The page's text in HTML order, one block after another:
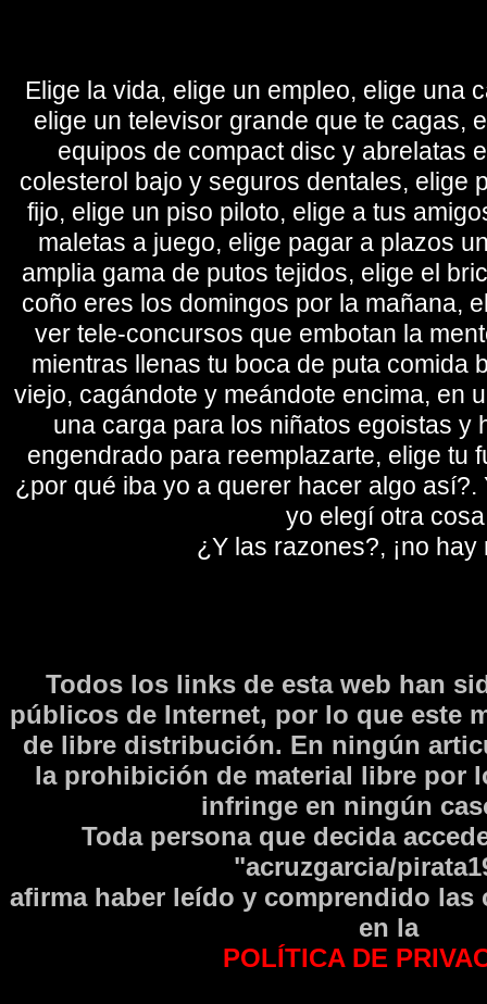
Elige la vida, elige un empleo, elige una
elige un televisor grande que te cagas,
equipos de compact disc y abrelatas
colesterol bajo y seguros dentales, elige
fijo, elige un piso piloto, elige a tus
maletas a juego, elige pagar a plazos
amplia gama de putos tejidos, elige el
coño eres los domingos por la mañana,
ver tele-concursos que embotan la
mientras llenas tu boca de puta comida
viejo, cagándote y meándote encima, en
una carga para los niñatos egoistas y
engendrado para reemplazarte, elige tu
¿por qué iba yo a querer hacer algo así?.
yo elegí otra
¿Y las razones?, ¡no hay
Todos los links de esta web han
públicos de Internet, por lo que este
de libre distribución. En ningún
la prohibición de material libre por
infringe en ningún
Toda persona que decida
"acruzgarcia/
afirma haber leí­do y comprendido las
en la
POLÍTICA DE